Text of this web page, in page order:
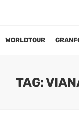
WORLDTOUR
TAG: